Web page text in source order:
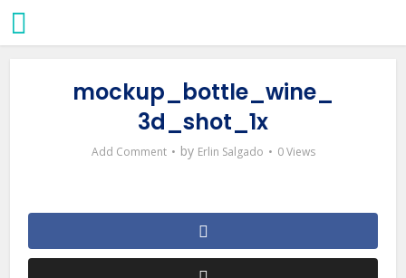
mockup_bottle_wine_
3d_shot_1x
Add Comment by Erlin Salgado 0 Views